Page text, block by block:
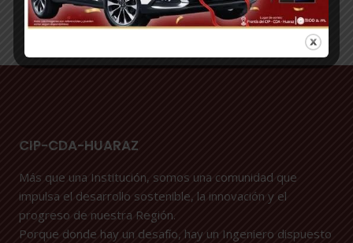
CIP-CDA-HUARAZ
Más que una Institución, somos una comunidad que
impulsa el desarrollo sostenible, la innovación y el
progreso de nuestra Región.
Porque donde hay un desafío, hay un Ingeniero dispuesto